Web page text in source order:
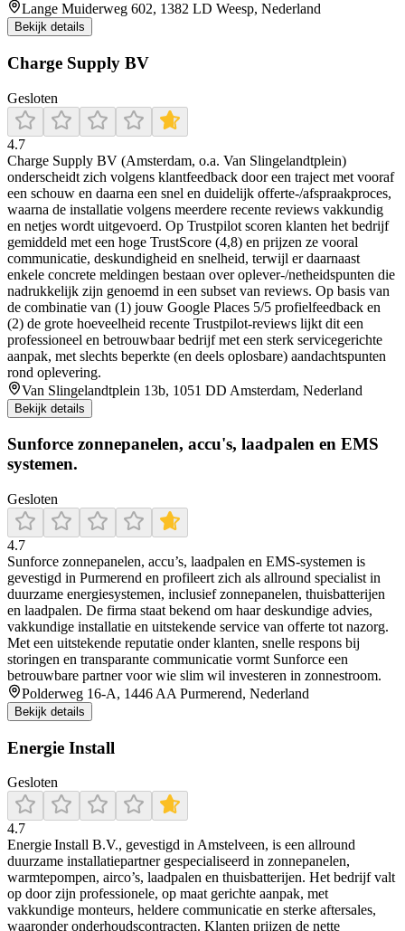
Lange Muiderweg 602, 1382 LD Weesp, Nederland
Bekijk details
Charge Supply BV
Gesloten
4.7
Charge Supply BV (Amsterdam, o.a. Van Slingelandtplein)
onderscheidt zich volgens klantfeedback door een traject met vooraf
een schouw en daarna een snel en duidelijk offerte-/afspraakproces,
waarna de installatie volgens meerdere recente reviews vakkundig
en netjes wordt uitgevoerd. Op Trustpilot scoren klanten het bedrijf
gemiddeld met een hoge TrustScore (4,8) en prijzen ze vooral
communicatie, deskundigheid en snelheid, terwijl er daarnaast
enkele concrete meldingen bestaan over oplever-/netheidspunten die
na­drukkelijk zijn genoemd in een subset van reviews. Op basis van
de combinatie van (1) jouw Google Places 5/5 profielfeedback en
(2) de grote hoeveelheid recente Trustpilot-reviews lijkt dit een
professioneel en betrouwbaar bedrijf met een sterk servicegerichte
aanpak, met slechts beperkte (en deels oplosbare) aandachtspunten
rond oplevering.
Van Slingelandtplein 13b, 1051 DD Amsterdam, Nederland
Bekijk details
Sunforce zonnepanelen, accu's, laadpalen en EMS
systemen.
Gesloten
4.7
Sunforce zonnepanelen, accu’s, laadpalen en EMS-systemen is
gevestigd in Purmerend en profileert zich als allround specialist in
duurzame energiesystemen, inclusief zonnepanelen, thuisbatterijen
en laadpalen. De firma staat bekend om haar deskundige advies,
vakkundige installatie en uitstekende service van offerte tot nazorg.
Met een uitstekende reputatie onder klanten, snelle respons bij
storingen en transparante communicatie vormt Sunforce een
betrouwbare partner voor wie slim wil investeren in zonnestroom.
Polderweg 16-A, 1446 AA Purmerend, Nederland
Bekijk details
Energie Install
Gesloten
4.7
Energie Install B.V., gevestigd in Amstelveen, is een allround
duurzame installatiepartner gespecialiseerd in zonnepanelen,
warmtepompen, airco’s, laadpalen en thuisbatterijen. Het bedrijf valt
op door zijn professionele, op maat gerichte aanpak, met
vakkundige monteurs, heldere communicatie en sterke aftersales,
waaronder onderhoudscontracten. Klanten prijzen de nette